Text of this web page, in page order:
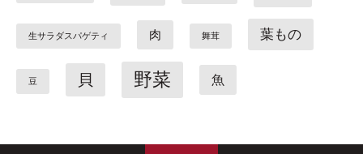
生サラダスパゲティ 肉 舞茸 葉もの
豆 貝 野菜 魚